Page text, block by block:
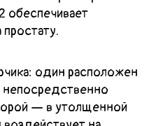
обеспечивает
один расположен
непосредственно
— в утолщенной